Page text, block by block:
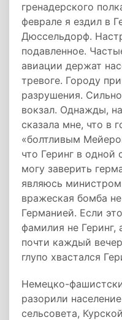
гренадерского
феврале я ездил в
Дюссельдорф.
подавленное.
авиации держат
тревоге. Городу
разрушения.
вокзал. Однажды,
сказала мне, что в
«болтливым
что Геринг в одной
могу заверить
являюсь
вражеская бомба
Германией. Если
фамилия не Геринг,
почти каждый
глупо хвастался
Немецко-
разорили
сельсовета,